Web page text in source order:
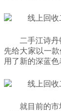
二手江诗
先给大家以一
用了新的深蓝
就目前的